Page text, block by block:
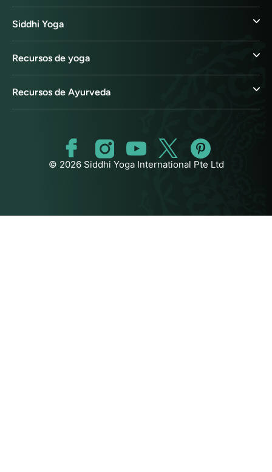
Siddhi Yoga
Recursos de yoga
Recursos de Ayurveda
© 2026 Siddhi Yoga International Pte Ltd